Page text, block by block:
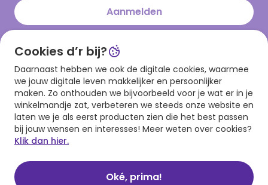
Hallmark en KinderpostzegelsAanmelden
Download onze app
Cookies d’r bij?
Daarnaast hebben we ook de digitale cookies, waarmee
we jouw digitale leven makkelijker en persoonlijker
maken. Zo onthouden we bijvoorbeeld voor je wat er in je
winkelmandje zat, verbeteren we steeds onze website en
laten we je als eerst producten zien die het best passen
bij jouw wensen en interesses! Meer weten over cookies?
Klik dan hier.
Oké, prima!